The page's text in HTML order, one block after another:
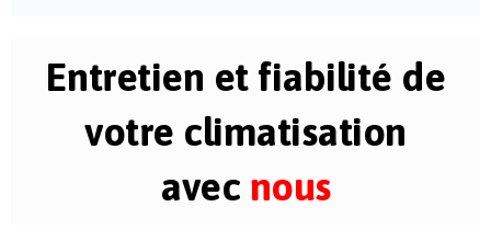
Entretien et fiabilité de
votre climatisation
avec nous